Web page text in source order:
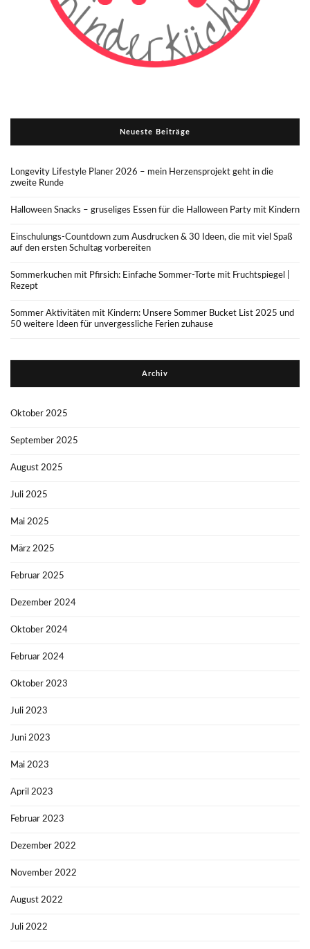
Neueste Beiträge
Longevity Lifestyle Planer 2026 – mein Herzensprojekt geht in die
zweite Runde
Halloween Snacks – gruseliges Essen für die Halloween Party mit Kindern
Einschulungs-Countdown zum Ausdrucken & 30 Ideen, die mit viel Spaß
auf den ersten Schultag vorbereiten
Sommerkuchen mit Pfirsich: Einfache Sommer-Torte mit Fruchtspiegel |
Rezept
Sommer Aktivitäten mit Kindern: Unsere Sommer Bucket List 2025 und
50 weitere Ideen für unvergessliche Ferien zuhause
Archiv
Oktober 2025
September 2025
August 2025
Juli 2025
Mai 2025
März 2025
Februar 2025
Dezember 2024
Oktober 2024
Februar 2024
Oktober 2023
Juli 2023
Juni 2023
Mai 2023
April 2023
Februar 2023
Dezember 2022
November 2022
August 2022
Juli 2022